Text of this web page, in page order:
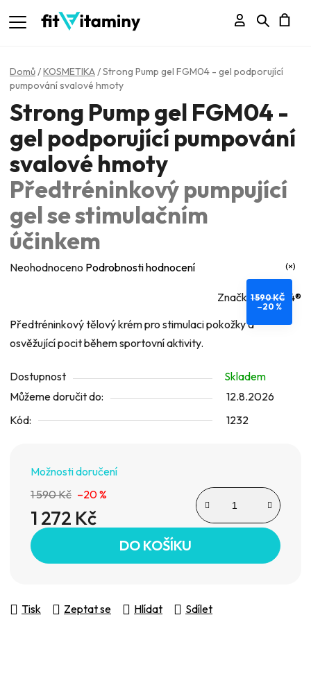
Přihlášení
Hledat
Domů/KOSMETIKA/Strong Pump gel FGM04 - gel podporující
pumpování svalové hmoty
Předtréninkový tělový krém pro stimulaci pokožky a
osvěžující pocit během sportovní aktivity.
Dostupnost
Skladem
Můžeme doručit do:
12.8.2026
Kód:
1232
Možnosti doručení
1 590 Kč –20 %
1 272 Kč
Měrná cena: DO KOŠÍKU
Tisk Zeptat se Hlídat Sdílet
Strong Pump gel FGM04 -
gel podporující pumpování
svalové hmoty
Předtréninkový pumpující
gel se stimulačním
účinkem
Průměrné
je
0,0
5
hvězdiček.
Neohodnoceno Podrobnosti hodnocení
Značka:FGM04®
1 590 KČ
–20 %